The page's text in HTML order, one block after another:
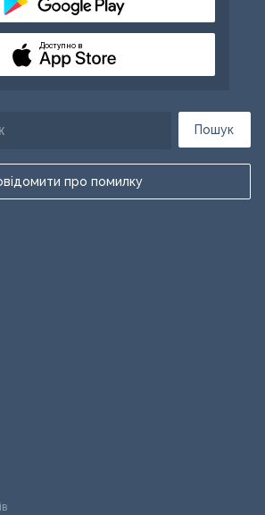
Пошук
про помилку
Доступно в